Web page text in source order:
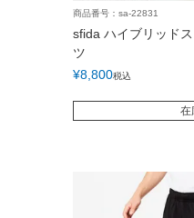
商品番号：sa-22831
sfida ハイブリッド
ツ
¥8,800税込
在